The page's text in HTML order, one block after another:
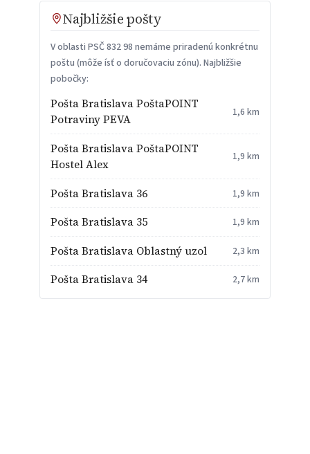
Najbližšie pošty
V oblasti PSČ 832 98 nemáme priradenú konkrétnu
poštu (môže ísť o doručovaciu zónu). Najbližšie
pobočky:
Pošta Bratislava PoštaPOINT
Potraviny PEVA
1,6 km
Pošta Bratislava PoštaPOINT
Hostel Alex
1,9 km
Pošta Bratislava 36 1,9 km
Pošta Bratislava 35 1,9 km
Pošta Bratislava Oblastný uzol 2,3 km
Pošta Bratislava 34 2,7 km